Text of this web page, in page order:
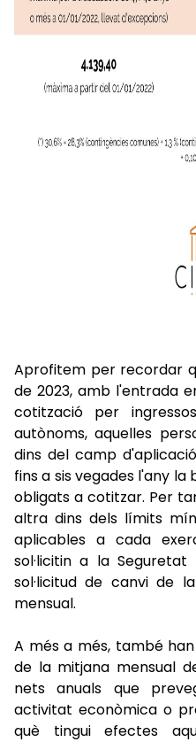
Aprofitem per recordar
de 2023, amb l'entrada
cotització per
autònoms, aquelles
dins del camp
fins a sis vegades l'any la
obligats a cotitzar. Per
altra dins dels límits
aplicables a cada
sol·licitin a la
sol·licitud de canvi de
mensual.
A més a més, també
de la mitjana mensual
nets anuals que
activitat econòmica o
què tingui efectes